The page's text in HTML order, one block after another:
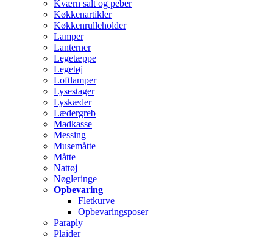
Kværn salt og peber
Køkkenartikler
Køkkenrulleholder
Lamper
Lanterner
Legetæppe
Legetøj
Loftlamper
Lysestager
Lyskæder
Lædergreb
Madkasse
Messing
Musemåtte
Måtte
Nattøj
Nøgleringe
Opbevaring
Fletkurve
Opbevaringsposer
Paraply
Plaider